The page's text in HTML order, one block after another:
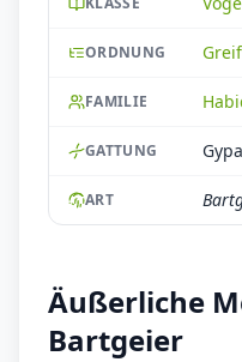
ORDNUNG
FAMILIE
GATTUNG
ART
Äußerliche
Bartgeier